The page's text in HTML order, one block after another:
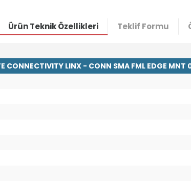
Ürün Teknik Özellikleri Teklif Formu
LINX - CONN SMA FML EDGE MNT